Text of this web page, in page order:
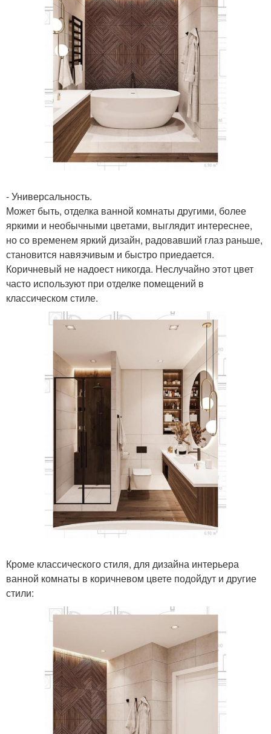
- Универсальность.
Может быть, отделка ванной комнаты другими, более
яркими и необычными цветами, выглядит интереснее,
но со временем яркий дизайн, радовавший глаз раньше,
становится навязчивым и быстро приедается.
Коричневый не надоест никогда. Неслучайно этот цвет
часто используют при отделке помещений в
классическом стиле.
Кроме классического стиля, для дизайна интерьера
ванной комнаты в коричневом цвете подойдут и другие
стили: